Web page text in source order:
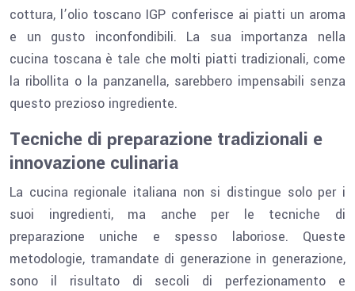
cottura, l’olio toscano IGP conferisce ai piatti un aroma
e un gusto inconfondibili. La sua importanza nella
cucina toscana è tale che molti piatti tradizionali, come
la ribollita o la panzanella, sarebbero impensabili senza
questo prezioso ingrediente.
Tecniche di preparazione tradizionali e
innovazione culinaria
La cucina regionale italiana non si distingue solo per i
suoi ingredienti, ma anche per le tecniche di
preparazione uniche e spesso laboriose. Queste
metodologie, tramandate di generazione in generazione,
sono il risultato di secoli di perfezionamento e